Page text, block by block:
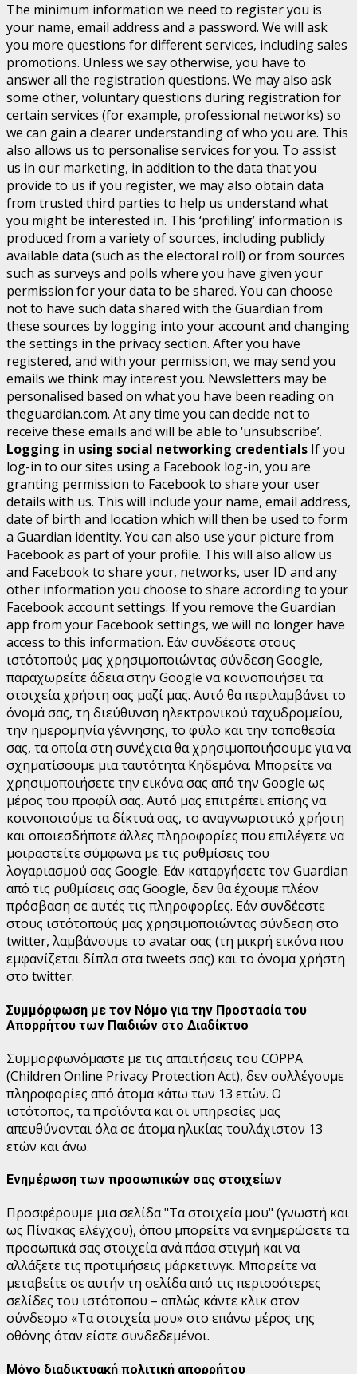
The minimum information we need to register you is
your name, email address and a password. We will ask
you more questions for different services, including sales
promotions. Unless we say otherwise, you have to
answer all the registration questions. We may also ask
some other, voluntary questions during registration for
certain services (for example, professional networks) so
we can gain a clearer understanding of who you are. This
also allows us to personalise services for you. To assist
us in our marketing, in addition to the data that you
provide to us if you register, we may also obtain data
from trusted third parties to help us understand what
you might be interested in. This ‘profiling’ information is
produced from a variety of sources, including publicly
available data (such as the electoral roll) or from sources
such as surveys and polls where you have given your
permission for your data to be shared. You can choose
not to have such data shared with the Guardian from
these sources by logging into your account and changing
the settings in the privacy section. After you have
registered, and with your permission, we may send you
emails we think may interest you. Newsletters may be
personalised based on what you have been reading on
theguardian.com. At any time you can decide not to
receive these emails and will be able to ‘unsubscribe’.
Logging in using social networking credentials If you
log-in to our sites using a Facebook log-in, you are
granting permission to Facebook to share your user
details with us. This will include your name, email address,
date of birth and location which will then be used to form
a Guardian identity. You can also use your picture from
Facebook as part of your profile. This will also allow us
and Facebook to share your, networks, user ID and any
other information you choose to share according to your
Facebook account settings. If you remove the Guardian
app from your Facebook settings, we will no longer have
access to this information. Εάν συνδέεστε στους
ιστότοπούς μας χρησιμοποιώντας σύνδεση Google,
παραχωρείτε άδεια στην Google να κοινοποιήσει τα
στοιχεία χρήστη σας μαζί μας. Αυτό θα περιλαμβάνει το
όνομά σας, τη διεύθυνση ηλεκτρονικού ταχυδρομείου,
την ημερομηνία γέννησης, το φύλο και την τοποθεσία
σας, τα οποία στη συνέχεια θα χρησιμοποιήσουμε για να
σχηματίσουμε μια ταυτότητα Κηδεμόνα. Μπορείτε να
χρησιμοποιήσετε την εικόνα σας από την Google ως
μέρος του προφίλ σας. Αυτό μας επιτρέπει επίσης να
κοινοποιούμε τα δίκτυά σας, το αναγνωριστικό χρήστη
και οποιεσδήποτε άλλες πληροφορίες που επιλέγετε να
μοιραστείτε σύμφωνα με τις ρυθμίσεις του
λογαριασμού σας Google. Εάν καταργήσετε τον Guardian
από τις ρυθμίσεις σας Google, δεν θα έχουμε πλέον
πρόσβαση σε αυτές τις πληροφορίες. Εάν συνδέεστε
στους ιστότοπούς μας χρησιμοποιώντας σύνδεση στο
twitter, λαμβάνουμε το avatar σας (τη μικρή εικόνα που
εμφανίζεται δίπλα στα tweets σας) και το όνομα χρήστη
στο twitter.
Συμμόρφωση με τον Νόμο για την Προστασία του
Απορρήτου των Παιδιών στο Διαδίκτυο
Συμμορφωνόμαστε με τις απαιτήσεις του COPPA
(Children Online Privacy Protection Act), δεν συλλέγουμε
πληροφορίες από άτομα κάτω των 13 ετών. Ο
ιστότοπος, τα προϊόντα και οι υπηρεσίες μας
απευθύνονται όλα σε άτομα ηλικίας τουλάχιστον 13
ετών και άνω.
Ενημέρωση των προσωπικών σας στοιχείων
Προσφέρουμε μια σελίδα "Τα στοιχεία μου" (γνωστή και
ως Πίνακας ελέγχου), όπου μπορείτε να ενημερώσετε τα
προσωπικά σας στοιχεία ανά πάσα στιγμή και να
αλλάξετε τις προτιμήσεις μάρκετινγκ. Μπορείτε να
μεταβείτε σε αυτήν τη σελίδα από τις περισσότερες
σελίδες του ιστότοπου – απλώς κάντε κλικ στον
σύνδεσμο «Τα στοιχεία μου» στο επάνω μέρος της
οθόνης όταν είστε συνδεδεμένοι.
Μόνο διαδικτυακή πολιτική απορρήτου